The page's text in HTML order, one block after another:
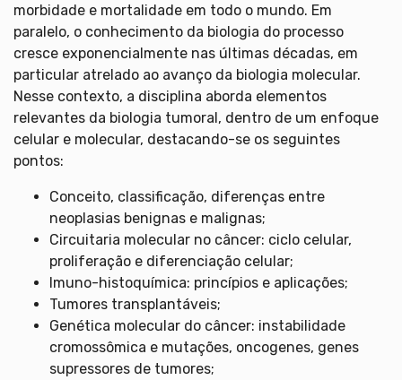
morbidade e mortalidade em todo o mundo. Em
paralelo, o conhecimento da biologia do processo
cresce exponencialmente nas últimas décadas, em
particular atrelado ao avanço da biologia molecular.
Nesse contexto, a disciplina aborda elementos
relevantes da biologia tumoral, dentro de um enfoque
celular e molecular, destacando-se os seguintes
pontos:
Conceito, classificação, diferenças entre
neoplasias benignas e malignas;
Circuitaria molecular no câncer: ciclo celular,
proliferação e diferenciação celular;
Imuno-histoquímica: princípios e aplicações;
Tumores transplantáveis;
Genética molecular do câncer: instabilidade
cromossômica e mutações, oncogenes, genes
supressores de tumores;